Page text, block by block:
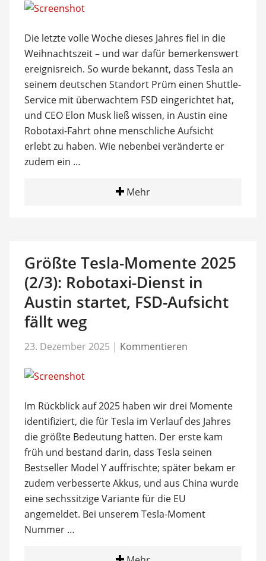
Die letzte volle Woche dieses Jahres fiel in die
Weihnachtszeit – und war dafür bemerkenswert
ereignisreich. So wurde bekannt, dass Tesla an
seinem deutschen Standort Prüm einen Shuttle-
Service mit überwachtem FSD eingerichtet hat,
und CEO Elon Musk ließ wissen, in Austin eine
Robotaxi-Fahrt ohne menschliche Aufsicht
erlebt zu haben. Wie nebenbei veränderte er
zudem ein …
Mehr
Größte Tesla-Momente 2025
(2/3): Robotaxi-Dienst in
Austin startet, FSD-Aufsicht
fällt weg
23. Dezember 2025 | Kommentieren
Im Rückblick auf 2025 haben wir drei Momente
identifiziert, die für Tesla im Verlauf des Jahres
die größte Bedeutung hatten. Der erste kam
früh und bestand darin, dass Tesla seinen
Bestseller Model Y auffrischte; später bekam er
zudem verbesserte Akkus, und aus China wurde
eine sechssitzige Variante für die EU
angemeldet. Bei unserem Tesla-Moment
Nummer …